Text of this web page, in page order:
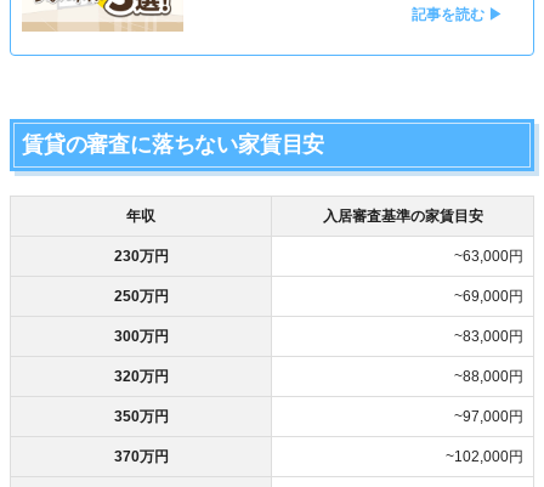
記事を読む ▶
賃貸の審査に落ちない家賃目安
年収 入居審査基準の家賃目安
230万円 ~63,000円
250万円 ~69,000円
300万円 ~83,000円
320万円 ~88,000円
350万円 ~97,000円
370万円 ~102,000円